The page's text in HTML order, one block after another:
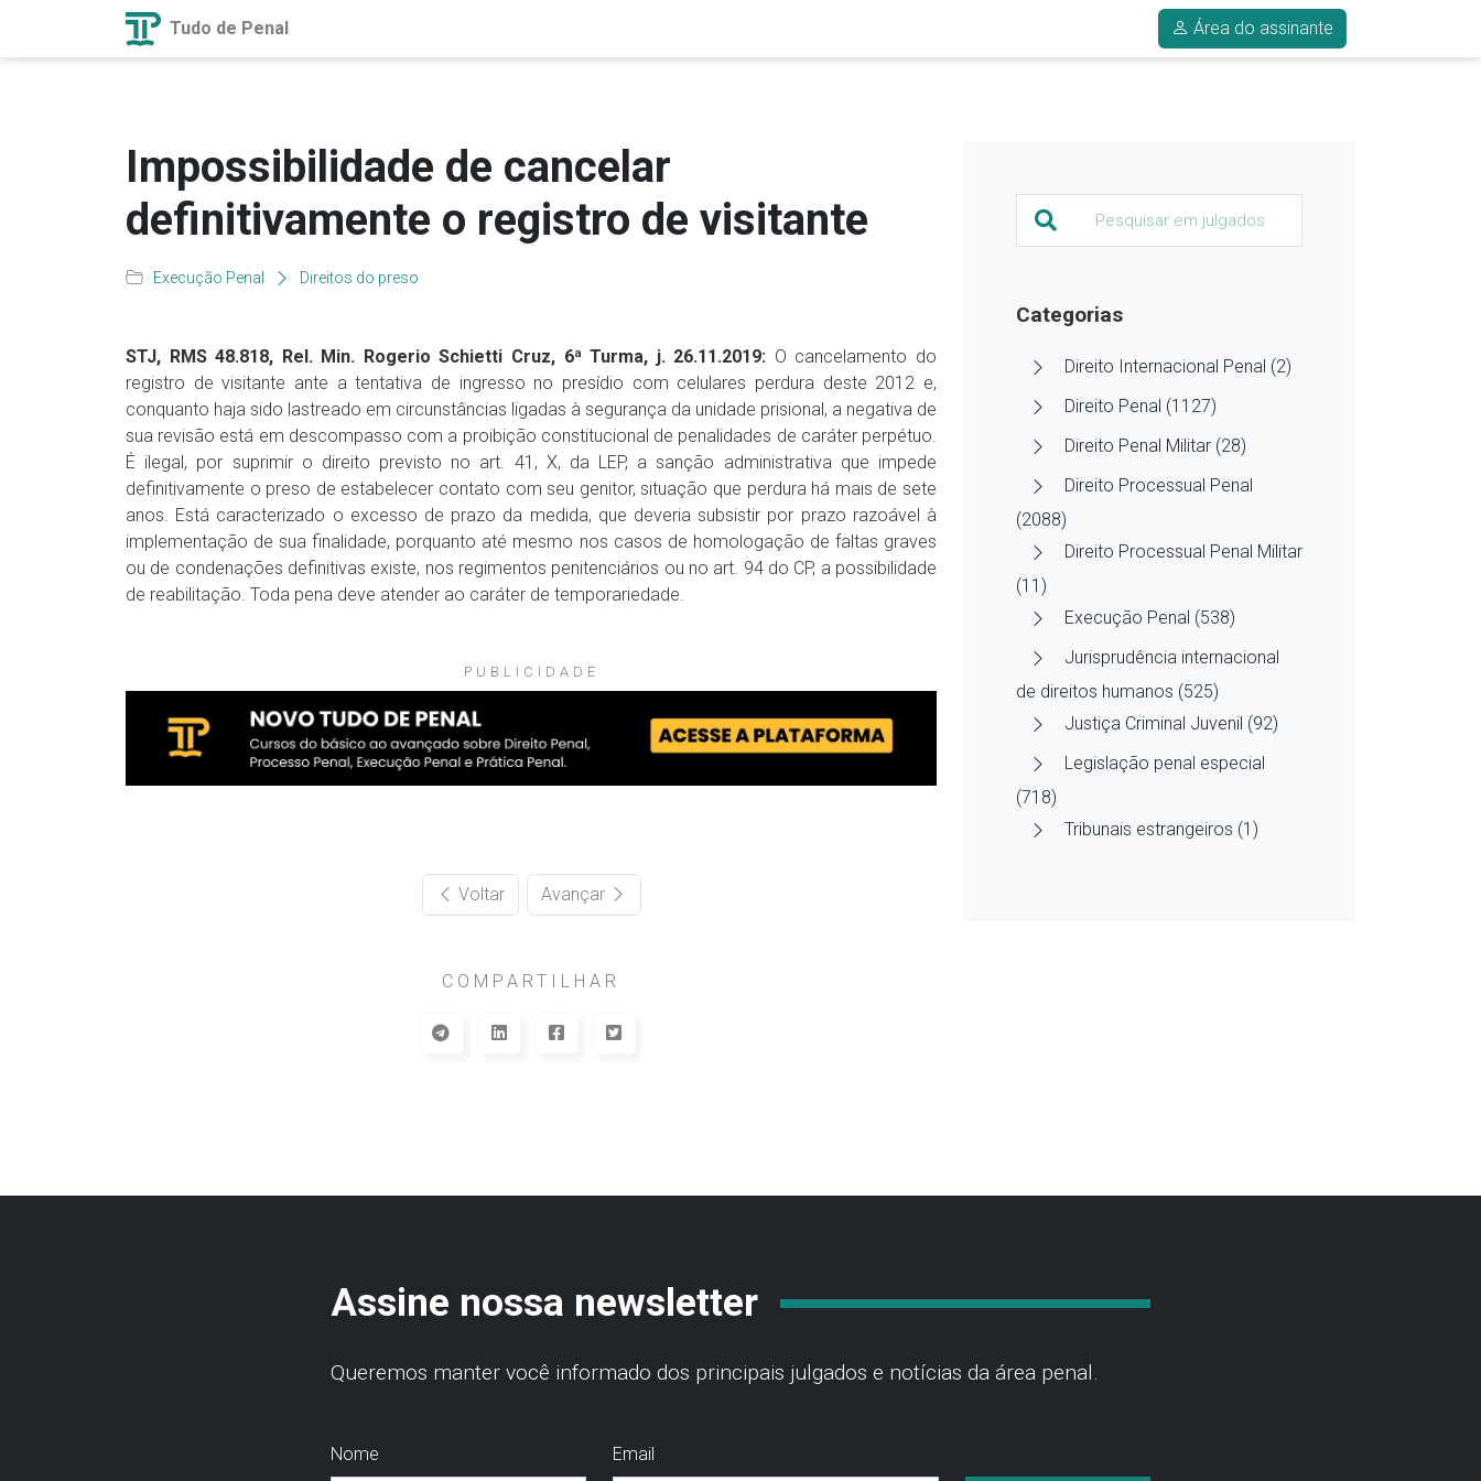
Tudo de Penal Área do assinante
Impossibilidade de cancelar
definitivamente o registro de visitante
Execução Penal Direitos do preso
STJ, RMS 48.818, Rel. Min. Rogerio Schietti Cruz, 6ª Turma, j. 26.11.2019: O cancelamento do
registro de visitante ante a tentativa de ingresso no presídio com celulares perdura deste 2012 e,
conquanto haja sido lastreado em circunstâncias ligadas à segurança da unidade prisional, a negativa de
sua revisão está em descompasso com a proibição constitucional de penalidades de caráter perpétuo.
É ilegal, por suprimir o direito previsto no art. 41, X, da LEP, a sanção administrativa que impede
definitivamente o preso de estabelecer contato com seu genitor, situação que perdura há mais de sete
anos. Está caracterizado o excesso de prazo da medida, que deveria subsistir por prazo razoável à
implementação de sua finalidade, porquanto até mesmo nos casos de homologação de faltas graves
ou de condenações definitivas existe, nos regimentos penitenciários ou no art. 94 do CP, a possibilidade
de reabilitação. Toda pena deve atender ao caráter de temporariedade.
PUBLICIDADE
Voltar Avançar
COMPARTILHAR
Categorias
Direito Internacional Penal (2)
Direito Penal (1127)
Direito Penal Militar (28)
Direito Processual Penal
(2088)
Direito Processual Penal Militar
(11)
Execução Penal (538)
Jurisprudência internacional
de direitos humanos (525)
Justiça Criminal Juvenil (92)
Legislação penal especial
(718)
Tribunais estrangeiros (1)
Assine nossa newsletter
Queremos manter você informado dos principais julgados e notícias da área penal.
Nome Email